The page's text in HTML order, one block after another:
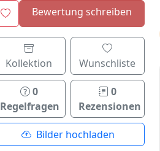
Bewertung schreiben
Kollektion Wunschliste
0
Regelfragen
0
Rezensionen
Bilder hochladen